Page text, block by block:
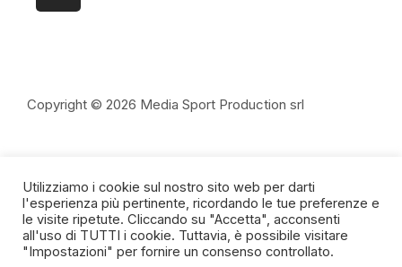
Copyright © 2026 Media Sport Production srl
direttore@fuorigioco.info
Utilizziamo i cookie sul nostro sito web per darti
l'esperienza più pertinente, ricordando le tue preferenze e
le visite ripetute. Cliccando su "Accetta", acconsenti
all'uso di TUTTI i cookie. Tuttavia, è possibile visitare
"Impostazioni" per fornire un consenso controllato.